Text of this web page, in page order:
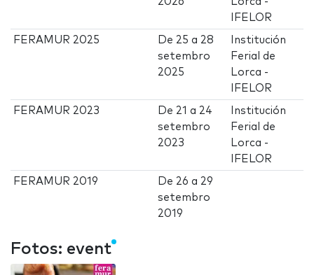
IFELOR
FERAMUR 2025 De 25 a 28
setembro
2025
Institución
Ferial de
Lorca -
IFELOR
FERAMUR 2023 De 21 a 24
setembro
2023
Institución
Ferial de
Lorca -
IFELOR
FERAMUR 2019 De 26 a 29
setembro
2019
Fotos: event